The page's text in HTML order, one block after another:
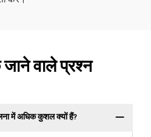
वाले प्रश्न
में अधिक कुशल क्यों हैं?